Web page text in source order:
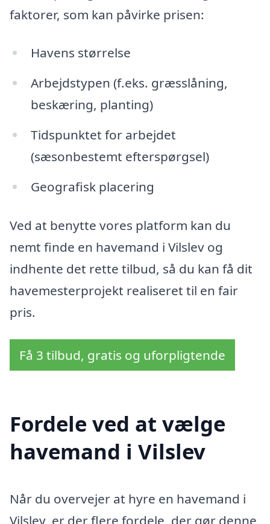
faktorer, som kan påvirke prisen:
Havens størrelse
Arbejdstypen (f.eks. græsslåning,
beskæring, planting)
Tidspunktet for arbejdet
(sæsonbestemt efterspørgsel)
Geografisk placering
Ved at benytte vores platform kan du
nemt finde en havemand i Vilslev og
indhente det rette tilbud, så du kan få dit
havemesterprojekt realiseret til en fair
pris.
Få 3 tilbud, gratis og uforpligtende
Fordele ved at vælge
havemand i Vilslev
Når du overvejer at hyre en havemand i
Vilslev, er der flere fordele, der gør denne